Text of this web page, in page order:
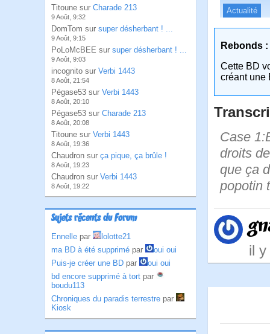
Titoune sur Charade 213
9 Août, 9:32
DomTom sur super désherbant ! ...
9 Août, 9:15
PoLoMcBEE sur super désherbant ! ...
9 Août, 9:03
incognito sur Verbi 1443
8 Août, 21:54
Pégase53 sur Verbi 1443
8 Août, 20:10
Pégase53 sur Charade 213
8 Août, 20:08
Titoune sur Verbi 1443
8 Août, 19:36
Chaudron sur ça pique, ça brûle !
8 Août, 19:23
Chaudron sur Verbi 1443
8 Août, 19:22
Sujets récents du Forum
Ennelle par
lolotte21
ma BD à été supprimé par
oui oui
Puis-je créer une BD par
oui oui
bd encore supprimé à tort par
boudu113
Chroniques du paradis terrestre par
Kiosk
Actualité
Rebonds :
Cette BD
créant une
Case
droits
que ça
popotin
il y